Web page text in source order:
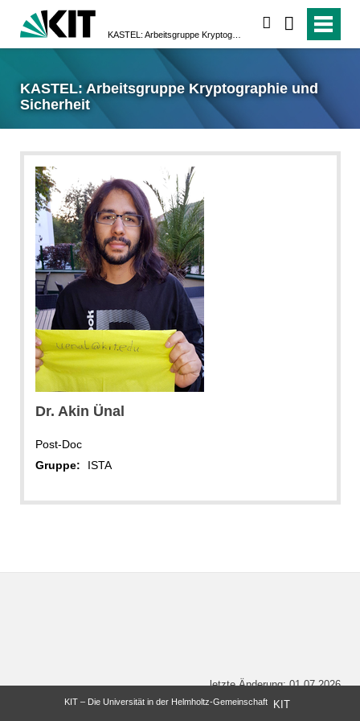
KASTEL: Arbeitsgruppe Kryptographie und
Sicherheit
Dr. Akin Ünal
Post-Doc
Gruppe:
ISTA
letzte Änderung: 01.07.2026
KIT – Die Universität in der Helmholtz-Gemeinschaft KIT